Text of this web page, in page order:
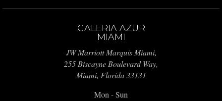
GALERIA AZUR
MIAMI
JW Marriott Marquis Miami,
255 Biscayne Boulevard Way,
Miami, Florida 33131
Mon - Sun